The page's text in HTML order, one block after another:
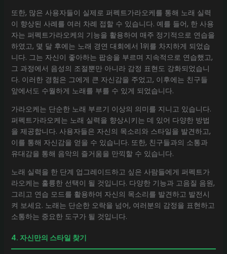
또한, 많은 사용자들이 실제로 퍼펙트가라오케를 통해 노래 실력
이 향상된 사례를 여러 차례 접할 수 있습니다. 예를 들어, 한 사용
자는 퍼펙트가라오케의 기능을 활용하여 매주 정기적으로 연습을
하였고, 몇 달 후에는 노래 경연 대회에서 1위를 차지하게 되었습
니다. 그는 자신이 좋아하는 팝송을 부르며 지속적으로 연습했고,
그 과정에서 음성의 조절뿐만 아니라 감정 표현도 강화되었습니
다. 이러한 경험은 그에게 큰 자신감을 주었고, 이후에는 친구들
앞에서도 수월하게 노래를 부를 수 있게 되었습니다.
가라오케는 단순한 노래 부르기 이상의 의미를 지니고 있습니다.
퍼펙트가라오케는 노래 실력을 향상시키는 데 있어 다양한 방법
을 제공합니다. 사용자들은 자신의 목소리와 스타일을 발견하고,
이를 통해 자신감을 얻을 수 있습니다. 또한, 친구들과의 소통과
유대감을 통해 음악의 즐거움을 만끽할 수 있습니다.
노래 실력을 한 단계 업그레이드하고 싶은 사람들에게 퍼펙트가
라오케는 훌륭한 선택이 될 것입니다. 다양한 기능과 고음질 음원,
그리고 연습 모드를 활용하여 자신의 목소리를 발견하고 발전시
켜 보세요. 노래는 단순한 오락을 넘어, 여러분의 감정을 표현하고
소통하는 중요한 도구가 될 것입니다.
4. 자신만의 스타일 찾기